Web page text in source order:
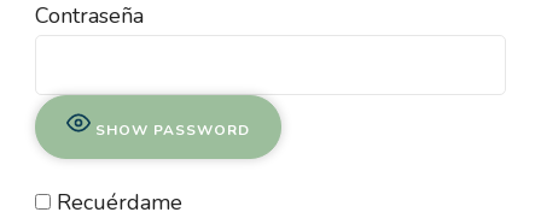
Contraseña
SHOW PASSWORD
Recuérdame